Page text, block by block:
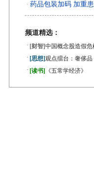
· 药品包装加码 加重
频道精选：
· [财智]中国概念股造假
· [思想]观点擂台：奢侈
· [读书] 《五常学经济》